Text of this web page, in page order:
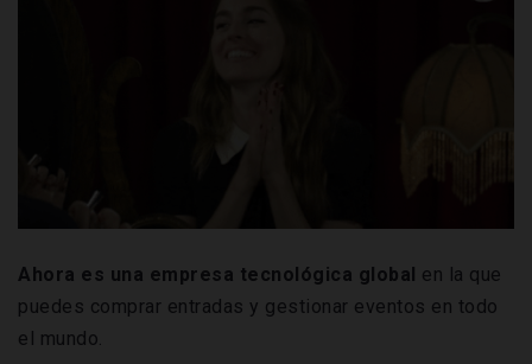
Ahora es una empresa tecnológica global en la que
puedes comprar entradas y gestionar eventos en todo
el mundo.